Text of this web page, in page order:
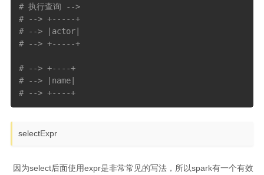
# 执行查询 -->
# --> +-----+
# --> |actor|
# --> +-----+
# --> +----+
# --> |name|
# --> +----+
selectExpr
​ 因为select后面使用expr是非常常见的写法，所以spark有一个有效